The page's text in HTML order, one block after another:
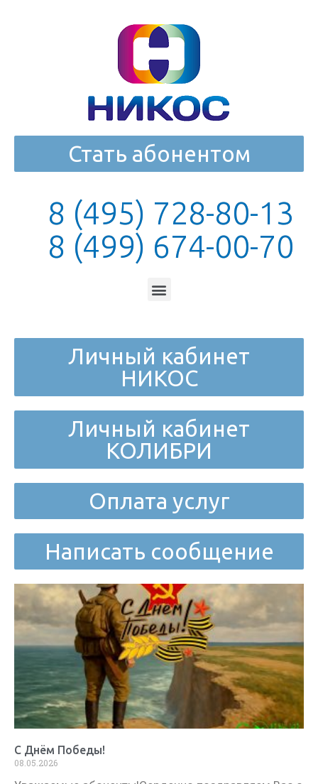
Стать абонентом
8 (495) 728-80-13
8 (499) 674-00-70
Личный кабинет
НИКОС
Личный кабинет
КОЛИБРИ
Оплата услуг
Написать сообщение
С Днём Победы!
08.05.2026